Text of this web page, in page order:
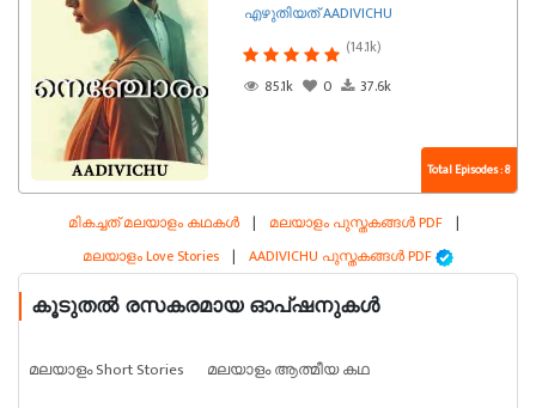
എഴുതിയത് AADIVICHU
(14.1k)
85.1k
0 37.6k
Total Episodes : 8
മികച്ചത് മലയാളം കഥകൾ | മലയാളം പുസ്തകങ്ങൾ PDF |
മലയാളം Love Stories | AADIVICHU പുസ്തകങ്ങൾ PDF
കൂടുതൽ രസകരമായ ഓപ്ഷനുകൾ
മലയാളം Short Stories
മലയാളം ആത്മീയ കഥ